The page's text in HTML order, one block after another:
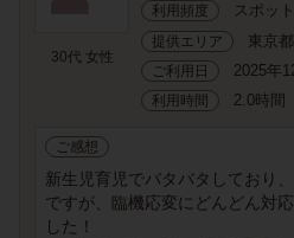
30代 女性
利用頻度
スポット
提供エリア 東京
ご利用日 2025年
利用時間 2.0時間
ご感想
新生児育児でバタバタしており
ですが、臨機応変にどんどん対
した！